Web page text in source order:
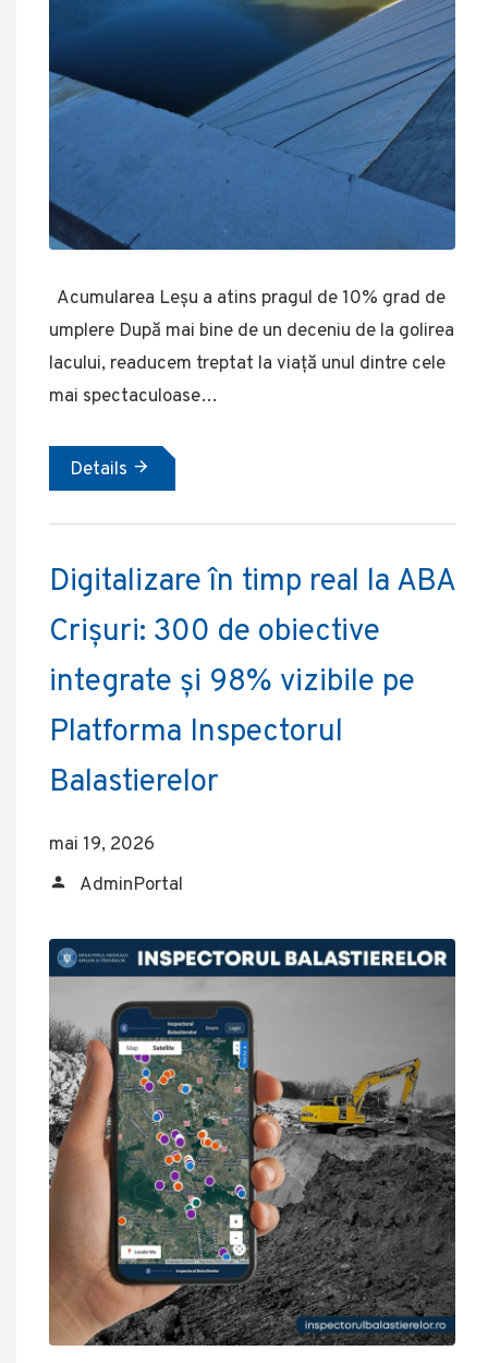
Acumularea Leșu a atins pragul de 10% grad de
umplere După mai bine de un deceniu de la golirea
lacului, readucem treptat la viață unul dintre cele
mai spectaculoase…
Details
Digitalizare în timp real la ABA
Crișuri: 300 de obiective
integrate și 98% vizibile pe
Platforma Inspectorul
Balastierelor
mai 19, 2026
AdminPortal